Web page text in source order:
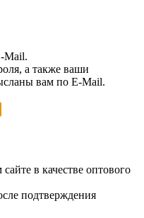
Mail.
а также ваши
вам по E-Mail.
в качестве оптового
подтверждения